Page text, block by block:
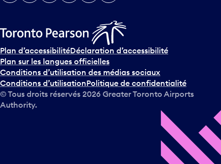
Plan d’accessibilitéDéclaration d’accessibilité
Plan sur les langues officielles
Conditions d’utilisation des médias sociaux
Conditions d’utilisationPolitique de confidentialité
© Tous droits réservés 2026 Greater Toronto Airports
Authority.